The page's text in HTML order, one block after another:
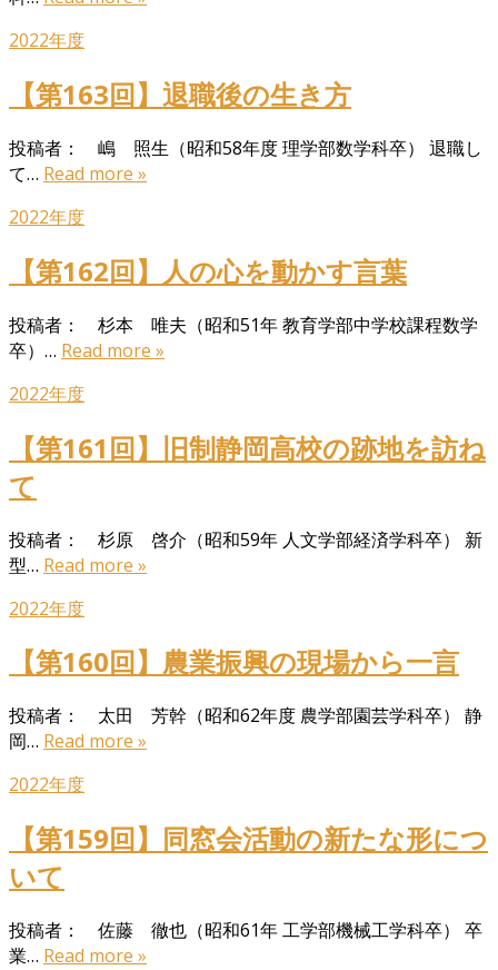
2022年度
【第163回】退職後の生き方
投稿者： 嶋 照生（昭和58年度 理学部数学科卒） 退職し
て… Read more »
2022年度
【第162回】人の心を動かす言葉
投稿者： 杉本 唯夫（昭和51年 教育学部中学校課程数学
卒）… Read more »
2022年度
【第161回】旧制静岡高校の跡地を訪ね
て
投稿者： 杉原 啓介（昭和59年 人文学部経済学科卒） 新
型… Read more »
2022年度
【第160回】農業振興の現場から一言
投稿者： 太田 芳幹（昭和62年度 農学部園芸学科卒） 静
岡… Read more »
2022年度
【第159回】同窓会活動の新たな形につ
いて
投稿者： 佐藤 徹也（昭和61年 工学部機械工学科卒） 卒
業… Read more »